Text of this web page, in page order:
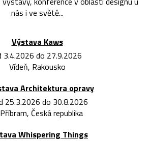
nás i ve světě...
Výstava Kaws
3.4.2026 do 27.9.2026
Vídeň, Rakousko
Architektura opravy
25.3.2026 do 30.8.2026
Příbram, Česká republika
Whispering Things